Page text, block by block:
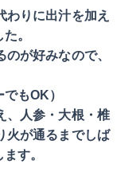
わりに出汁を加え
。
が好みなので、
もOK）
、人参・大根・椎
火が通るまでしば
す。